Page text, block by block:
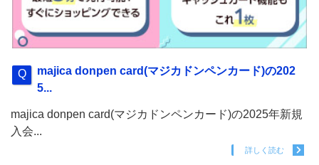
majica donpen card(マジカドンペンカード)の202
5...
majica donpen card(マジカドンペンカード)の2025年新規
入会...
詳しく読む